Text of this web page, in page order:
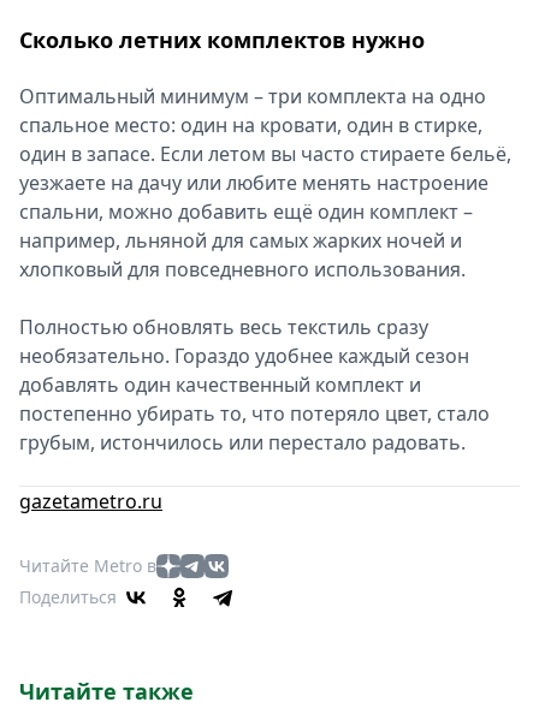
Сколько летних комплектов нужно
Оптимальный минимум – три комплекта на одно
спальное место: один на кровати, один в стирке,
один в запасе. Если летом вы часто стираете бельё,
уезжаете на дачу или любите менять настроение
спальни, можно добавить ещё один комплект –
например, льняной для самых жарких ночей и
хлопковый для повседневного использования.
Полностью обновлять весь текстиль сразу
необязательно. Гораздо удобнее каждый сезон
добавлять один качественный комплект и
постепенно убирать то, что потеряло цвет, стало
грубым, истончилось или перестало радовать.
gazetametro.ru
Читайте Metro в
Поделиться
Читайте также